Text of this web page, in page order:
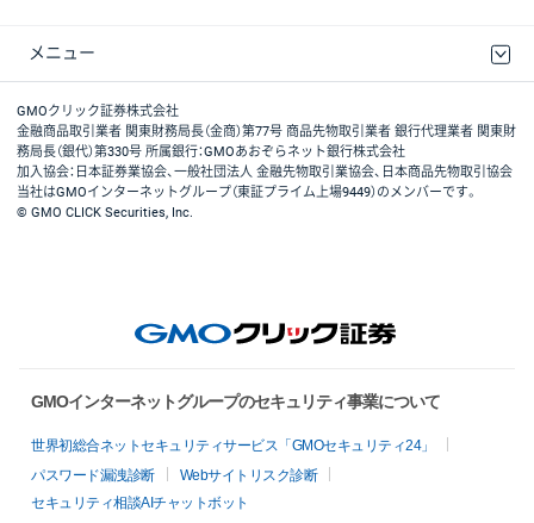
メニュー
取引規程・約款
最良執行方針
ディスクレイマー
リスク説明
GMOクリック証券ホームページ
GMOクリック証券株式会社
金融商品取引業者 関東財務局長（金商）第77号 商品先物取引業者 銀行代理業者 関東財
務局長（銀代）第330号 所属銀行：GMOあおぞらネット銀行株式会社
加入協会：日本証券業協会、一般社団法人 金融先物取引業協会、日本商品先物取引協会
当社はGMOインターネットグループ（東証プライム上場9449）のメンバーです。
© GMO CLICK Securities, Inc.
GMOインターネットグループのセキュリティ事業について
世界初総合ネットセキュリティサービス「GMOセキュリティ24」
パスワード漏洩診断
Webサイトリスク診断
セキュリティ相談AIチャットボット